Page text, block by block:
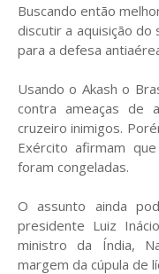
Buscando então
discutir a aquisição do
para a defesa
Usando o Akash o
contra ameaças de
cruzeiro inimigos.
Exército afirmam
foram congeladas.
O assunto ainda
presidente Luiz
ministro da Índia,
margem da cúpula de